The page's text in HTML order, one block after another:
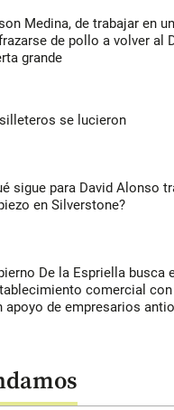
Medina, de trabajar en
de pollo a volver al
grande
se lucieron
sigue para David Alonso
en Silverstone?
De la Espriella busca
comercial con
apoyo de empresarios